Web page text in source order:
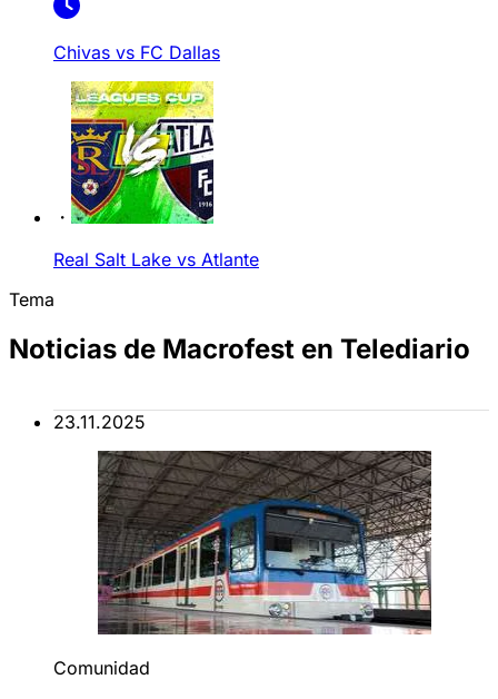
Chivas vs FC Dallas
Real Salt Lake vs Atlante
Tema
Noticias de Macrofest en Telediario
23.11.2025
Comunidad